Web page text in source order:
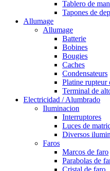
Tablero de
Tapones de
Allumage
Allumage
Batterie
Bobines
Bougies
Caches
Condensateurs
Platine rupteur
Terminal de
Electricidad / Alumbrado
Iluminacion
Interruptores
Luces de
Diversos
Faros
Marcos de faro
Parabolas de